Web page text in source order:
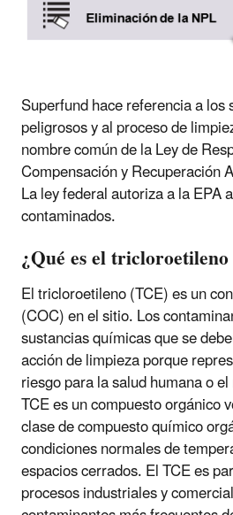
Superfund hace referencia a
peligrosos y al proceso de
nombre común de la Ley de
Compensación y Recuperación
La ley federal autoriza a la EPA
contaminados.
¿Qué es el
El tricloroetileno (TCE) es un
(COC) en el sitio. Los
sustancias químicas que se
acción de limpieza porque
riesgo para la salud humana o
TCE es un compuesto orgánico
clase de compuesto químico
condiciones normales de
espacios cerrados. El TCE es
procesos industriales y